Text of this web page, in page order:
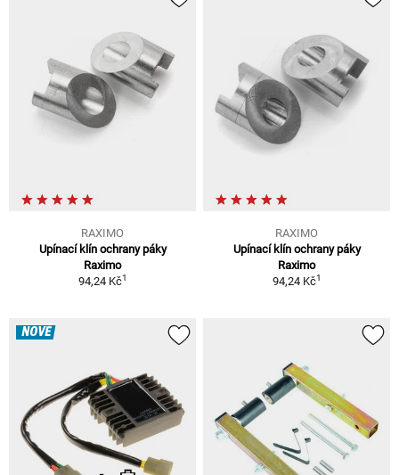
RAXIMO
Upínací klín ochrany páky
Raximo
94,24 Kč1
RAXIMO
Upínací klín ochrany páky
Raximo
94,24 Kč1
NOVÉ